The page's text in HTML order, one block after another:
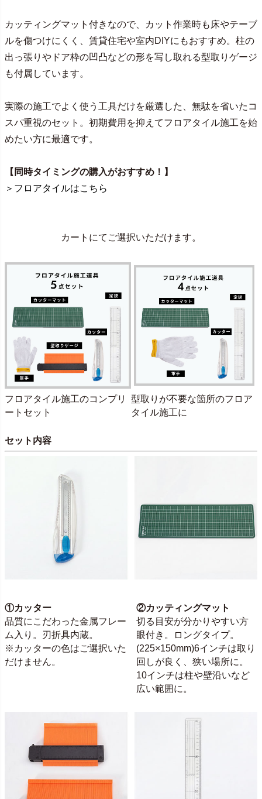
カッティングマット付きなので、カット作業時も床やテーブ
ルを傷つけにくく、賃貸住宅や室内DIYにもおすすめ。柱の
出っ張りやドア枠の凹凸などの形を写し取れる型取りゲージ
も付属しています。
実際の施工でよく使う工具だけを厳選した、無駄を省いたコ
スパ重視のセット。初期費用を抑えてフロアタイル施工を始
めたい方に最適です。
【同時タイミングの購入がおすすめ！】
＞フロアタイルはこちら
カートにてご選択いただけます。
フロアタイル施工のコンプリ
ートセット
型取りが不要な箇所のフロア
タイル施工に
セット内容
①カッター
品質にこだわった金属フレー
ム入り。刃折具内蔵。
※カッターの色はご選択いた
だけません。
②カッティングマット
切る目安が分かりやすい方
眼付き。ロングタイプ。
(225×150mm)6インチは取り
回しが良く、狭い場所に。
10インチは柱や壁沿いなど
広い範囲に。